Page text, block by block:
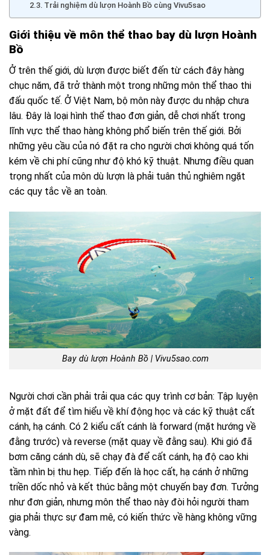
Trải nghiệm dù lượn Hoành Bồ cùng Vivu5sao
Giới thiệu về môn thể thao bay dù lượn Hoành
Bồ
Ở trên thế giới, dù lượn được biết đến từ cách đây hàng
chục năm, đã trở thành một trong những môn thể thao thi
đấu quốc tế. Ở Việt Nam, bộ môn này được du nhập chưa
lâu. Đây là loại hình thể thao đơn giản, dễ chơi nhất trong
lĩnh vực thể thao hàng không phổ biến trên thế giới. Bởi
những yêu cầu của nó đặt ra cho người chơi không quá tốn
kém về chi phí cũng như độ khó kỹ thuật. Nhưng điều quan
trọng nhất của môn dù lượn là phải tuân thủ nghiêm ngặt
các quy tắc về an toàn.
Bay dù lượn Hoành Bồ | Vivu5sao.com
Người chơi cần phải trải qua các quy trình cơ bản: Tập luyện
ở mặt đất để tìm hiểu về khí động học và các kỹ thuật cất
cánh, hạ cánh. Có 2 kiểu cất cánh là forward (mặt hướng về
đằng trước) và reverse (mặt quay về đằng sau). Khi gió đã
bơm căng cánh dù, sẽ chạy đà để cất cánh, hạ độ cao khi
tầm nhìn bị thu hẹp. Tiếp đến là học cất, hạ cánh ở những
triền dốc nhỏ và kết thúc bằng một chuyến bay đơn. Tưởng
như đơn giản, nhưng môn thể thao này đòi hỏi người tham
gia phải thực sự đam mê, có kiến thức về hàng không vững
vàng.